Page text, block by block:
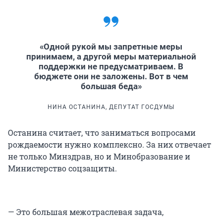
«Одной рукой мы запретные меры
принимаем, а другой меры материальной
поддержки не предусматриваем. В
бюджете они не заложены. Вот в чем
большая беда»
НИНА ОСТАНИНА, ДЕПУТАТ ГОСДУМЫ
Останина считает, что заниматься вопросами
рождаемости нужно комплексно. За них отвечает
не только Минздрав, но и Минобразование и
Министерство соцзащиты.
— Это большая межотраслевая задача,